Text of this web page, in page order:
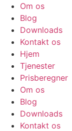
Om os
Blog
Downloads
Kontakt os
Hjem
Tjenester
Prisberegner
Om os
Blog
Downloads
Kontakt os